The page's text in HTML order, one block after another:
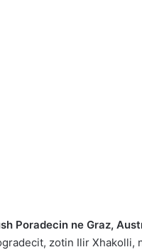
Poradecin ne Graz,
zotin Ilir Xhakolli,